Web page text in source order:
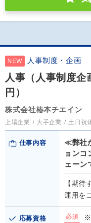
NEW 人事制度・企画
人事（人事制度
円）
株式会社椿本チエイン
上場企業 大手企業 土日祝
仕事内容
≪弊社
ョンコ
ェーン
【期
運用を
応募資格 必須 ※